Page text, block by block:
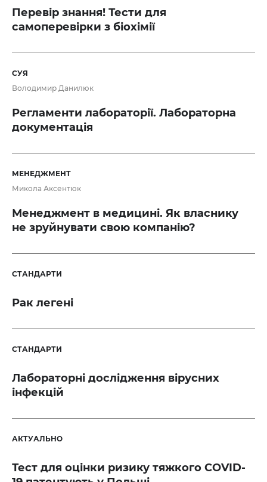
Перевір знання! Тести для
самоперевірки з біохімії
СУЯ
Володимир Данилюк
Регламенти лабораторії. Лабораторна
документація
МЕНЕДЖМЕНТ
Микола Аксентюк
Менеджмент в медицині. Як власнику
не зруйнувати свою компанію?
СТАНДАРТИ
Рак легені
СТАНДАРТИ
Лабораторні дослідження вірусних
інфекцій
АКТУАЛЬНО
Тест для оцінки ризику тяжкого COVID-